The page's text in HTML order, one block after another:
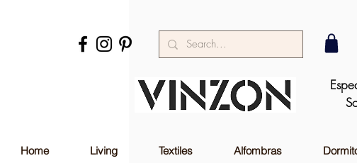
Home Living Textiles Alfombras